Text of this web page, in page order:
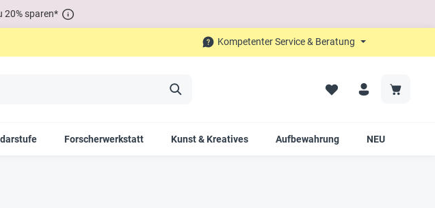
20% sparen*
Kompetenter Service & Beratung
Forscherwerkstatt Kunst & Kreatives Aufbewahrung NEU